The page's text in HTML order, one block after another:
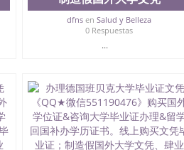
（ San Jose State University）圣何
Jose State University）圣 塞州立
University）圣何塞州立大学
）圣何塞州立大学（San Jose
大学（San Jose State University）圣
Jose State University）圣何塞州
Jose State University）圣何塞州
Jose State University）圣何塞州
Jose State University）圣何塞州
dfns enSalud y Belleza
0 Respuestas
...